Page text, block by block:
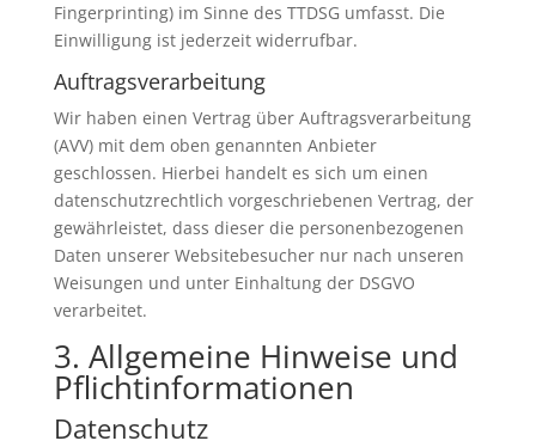
Fingerprinting) im Sinne des TTDSG umfasst. Die
Einwilligung ist jederzeit widerrufbar.
Auftragsverarbeitung
Wir haben einen Vertrag über Auftragsverarbeitung
(AVV) mit dem oben genannten Anbieter
geschlossen. Hierbei handelt es sich um einen
datenschutzrechtlich vorgeschriebenen Vertrag, der
gewährleistet, dass dieser die personenbezogenen
Daten unserer Websitebesucher nur nach unseren
Weisungen und unter Einhaltung der DSGVO
verarbeitet.
3. Allgemeine Hinweise und
Pflicht­informationen
Datenschutz